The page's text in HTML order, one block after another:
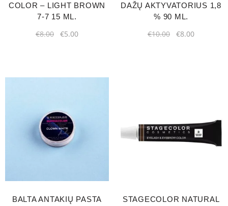
COLOR – LIGHT BROWN
7-7 15 ML.
€8.00 €5.00
DAŽŲ AKTYVATORIUS 1,8
% 90 ML.
€10.00 €8.00
BALTA ANTAKIŲ PASTA
STAGECOLOR NATURAL